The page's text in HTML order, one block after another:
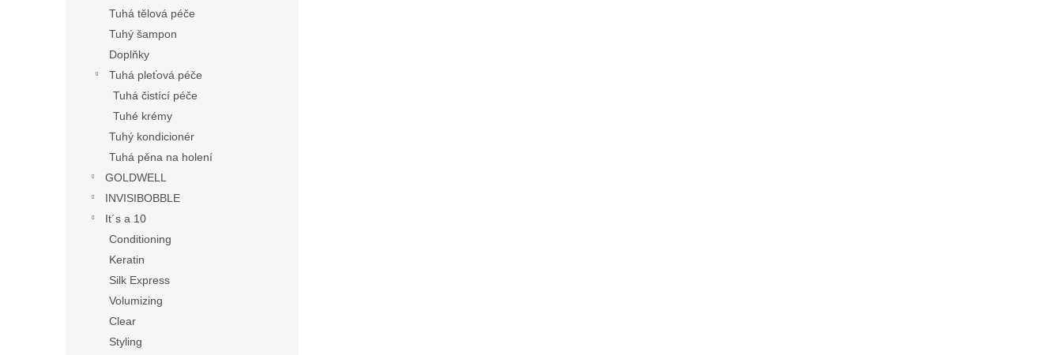
Tuhá tělová péče
Tuhý šampon
Doplňky
Tuhá pleťová péče
Tuhá čistící péče
Tuhé krémy
Tuhý kondicionér
Tuhá pěna na holení
GOLDWELL
INVISIBOBBLE
It´s a 10
Conditioning
Keratin
Silk Express
Volumizing
Clear
Styling